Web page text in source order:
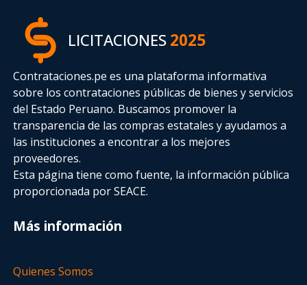
LICITACIONES2025
Contrataciones.pe es una plataforma informativa
sobre los contrataciones públicas de bienes y servicios
del Estado Peruano. Buscamos promover la
transparencia de las compras estatalesy ayudamos a
las instituciones a encontrar a los mejores
proveedores.
Esta página tiene como fuente, la información pública
proporcionada por SEACE.
Más información
Quienes Somos